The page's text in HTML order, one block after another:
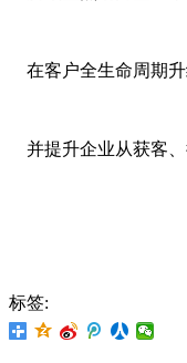
在客户全生命周期
并提升企业从获客、
标签: